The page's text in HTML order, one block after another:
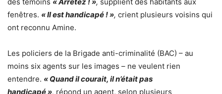
fenêtres. « Il est handicapé ! », crient plusieurs voisins qui
ont reconnu Amine.
Les policiers de la Brigade anti-criminalité (BAC) – au
moins six agents sur les images – ne veulent rien
entendre. « Quand il courait, il n’était pas
handicapé », répond un agent, selon plusieurs